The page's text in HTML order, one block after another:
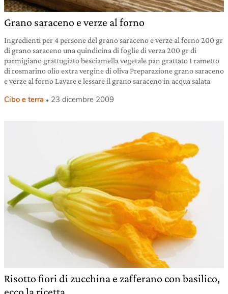
Grano saraceno e verze al forno
Ingredienti per 4 persone del grano saraceno e verze al forno 200 gr
di grano saraceno una quindicina di foglie di verza 200 gr di
parmigiano grattugiato besciamella vegetale pan grattato 1 rametto
di rosmarino olio extra vergine di oliva Preparazione grano saraceno
e verze al forno Lavare e lessare il grano saraceno in acqua salata
Cibo e terra 23 dicembre 2009
Risotto fiori di zucchina e zafferano con basilico,